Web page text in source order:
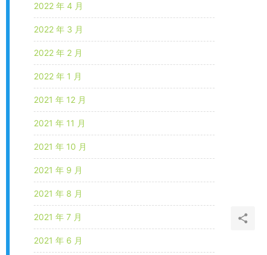
2022 年 4 月
2022 年 3 月
2022 年 2 月
2022 年 1 月
2021 年 12 月
2021 年 11 月
2021 年 10 月
2021 年 9 月
2021 年 8 月
2021 年 7 月
2021 年 6 月